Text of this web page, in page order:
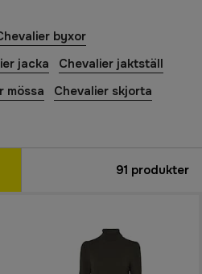
byxor
jacka
Chevalier jaktställ
mössa
Chevalier skjorta
91 produkter